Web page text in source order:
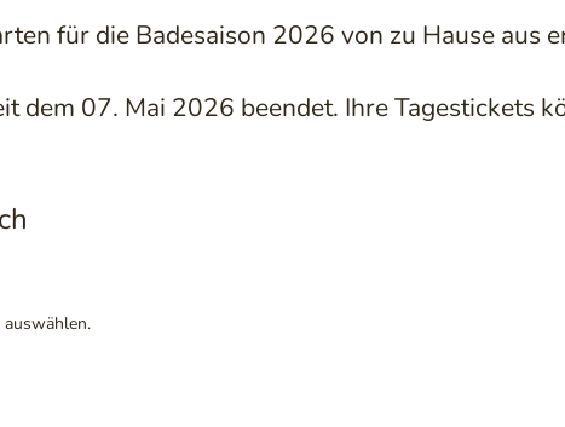
für die Badesaison 2026 von zu Hause aus
dem 07. Mai 2026 beendet. Ihre Tagestickets